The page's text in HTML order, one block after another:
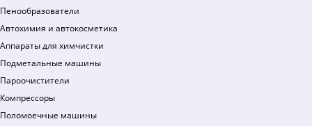
Пенообразователи
Автохимия и автокосметика
Аппараты для химчистки
Подметальные машины
Пароочистители
Компрессоры
Поломоечные машины